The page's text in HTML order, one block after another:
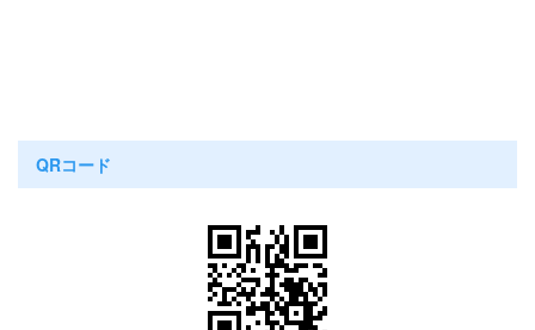
QRコード